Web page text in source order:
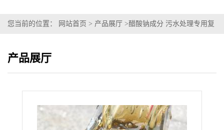
您当前的位置： 网站首页 > 产品展厅 >醋酸钠成分 污水处理专用复
产品展厅